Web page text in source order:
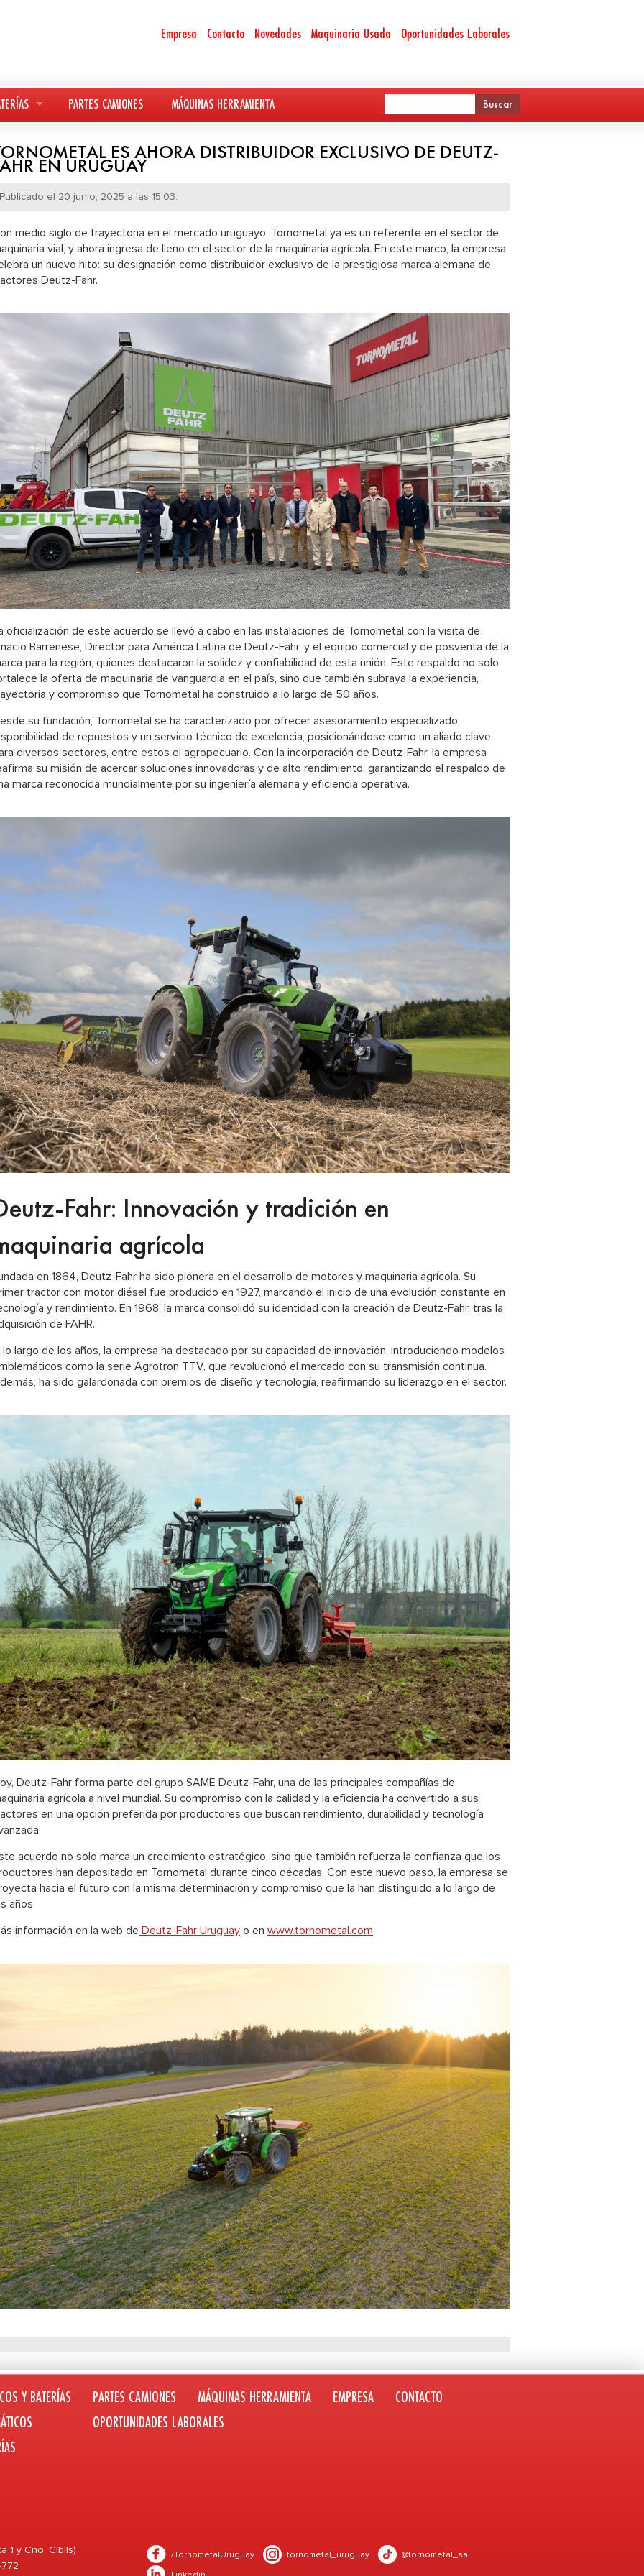
Empresa Contacto Novedades Maquinaria Usada Oportunidades Laborales
PARTES CAMIONES MÁQUINAS HERRAMIENTA
ES AHORA DISTRIBUIDOR EXCLUSIVO DE DEUTZ-
EN URUGUAY
Publicado el 20 junio, 2025 a las 15:03.
medio siglo de trayectoria en el mercado uruguayo, Tornometal ya es un referente en el sector de
vial, y ahora ingresa de lleno en el sector de la maquinaria agrícola. En este marco, la empresa
un nuevo hito: su designación como distribuidor exclusivo de la prestigiosa marca alemana de
Deutz-Fahr.
oficialización de este acuerdo se llevó a cabo en las instalaciones de Tornometal con la visita de
Barrenese, Director para América Latina de Deutz-Fahr, y el equipo comercial y de posventa de la
para la región, quienes destacaron la solidez y confiabilidad de esta unión. Este respaldo no solo
la oferta de maquinaria de vanguardia en el país, sino que también subraya la experiencia,
y compromiso que Tornometal ha construido a lo largo de 50 años.
su fundación, Tornometal se ha caracterizado por ofrecer asesoramiento especializado,
de repuestos y un servicio técnico de excelencia, posicionándose como un aliado clave
diversos sectores, entre estos el agropecuario. Con la incorporación de Deutz-Fahr, la empresa
su misión de acercar soluciones innovadoras y de alto rendimiento, garantizando el respaldo de
marca reconocida mundialmente por su ingeniería alemana y eficiencia operativa.
Fahr: Innovación y tradición en
agrícola
en 1864, Deutz-Fahr ha sido pionera en el desarrollo de motores y maquinaria agrícola. Su
tractor con motor diésel fue producido en 1927, marcando el inicio de una evolución constante en
y rendimiento. En 1968, la marca consolidó su identidad con la creación de Deutz-Fahr, tras la
de FAHR.
lo largo de los años, la empresa ha destacado por su capacidad de innovación, introduciendo modelos
como la serie Agrotron TTV, que revolucionó el mercado con su transmisión continua.
ha sido galardonada con premios de diseño y tecnología, reafirmando su liderazgo en el sector.
Deutz-Fahr forma parte del grupo SAME Deutz-Fahr, una de las principales compañías de
agrícola a nivel mundial. Su compromiso con la calidad y la eficiencia ha convertido a sus
en una opción preferida por productores que buscan rendimiento, durabilidad y tecnología
acuerdo no solo marca un crecimiento estratégico, sino que también refuerza la confianza que los
han depositado en Tornometal durante cinco décadas. Con este nuevo paso, la empresa se
hacia el futuro con la misma determinación y compromiso que la han distinguido a lo largo de
años.
información en la web de Deutz-Fahr Uruguay o en www.tornometal.com
Y BATERÍAS
PARTES CAMIONES MÁQUINAS HERRAMIENTA EMPRESA
CONTACTO
OPORTUNIDADES LABORALES
1 y Cno. Cibils)
/TornometalUruguay tornometal_uruguay
@tornometal_sa